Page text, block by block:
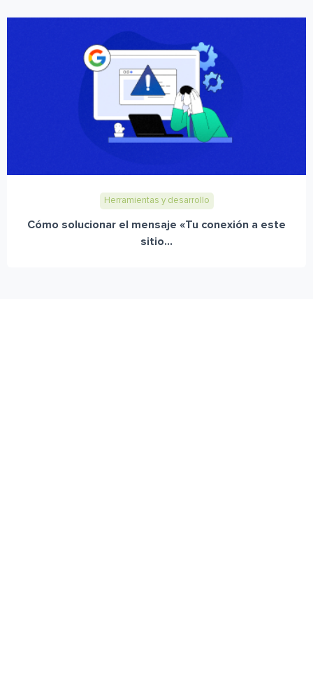
Herramientas y desarrollo
Cómo solucionar el mensaje «Tu conexión a este
sitio...